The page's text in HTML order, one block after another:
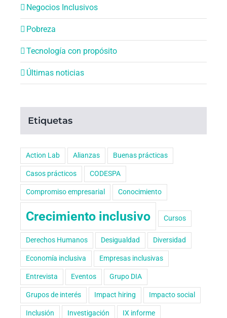
Negocios Inclusivos
Pobreza
Tecnología con propósito
Últimas noticias
Etiquetas
Action Lab Alianzas Buenas prácticas
Casos prácticos CODESPA
Compromiso empresarial Conocimiento
Crecimiento inclusivo Cursos
Derechos Humanos Desigualdad Diversidad
Economía inclusiva Empresas inclusivas
Entrevista Eventos Grupo DIA
Grupos de interés Impact hiring Impacto social
Inclusión Investigación IX informe